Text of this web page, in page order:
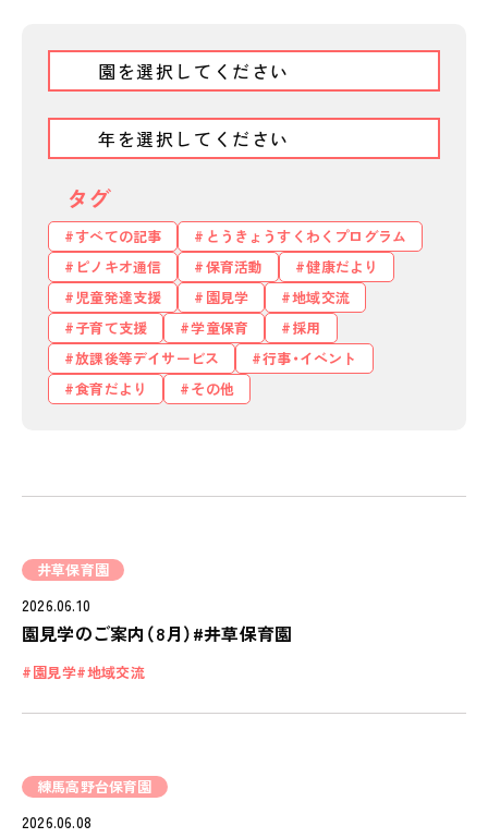
安全と安心
タグ
すべての記事
とうきょうすくわくプログラム
ピノキオ通信
保育活動
健康だより
児童発達支援
園見学
地域交流
子育て支援
学童保育
採用
放課後等デイサービス
行事・イベント
食育だより
その他
井草保育園
2026.06.10
園見学のご案内（8月）#井草保育園
園見学 地域交流
練馬高野台保育園
2026.06.08